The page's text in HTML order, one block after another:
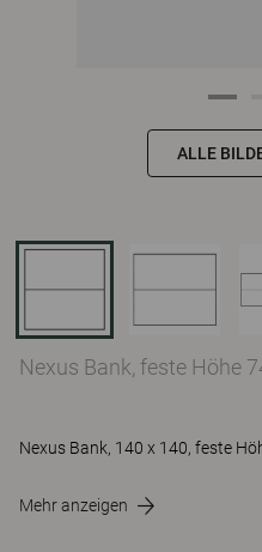
ALLE
Nexus Bank, feste Höhe
Nexus Bank, 140 x 140, feste
Mehr anzeigen